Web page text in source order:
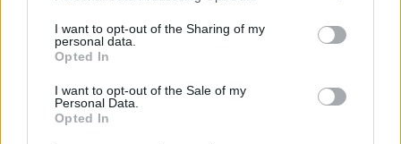
I want to opt-out of the Sharing of my
personal data.
Opted In
I want to opt-out of the Sale of my
Personal Data.
Opted In
ΑΛΕΞΑΝΔΡΟΣ ΚΟΥΡΗΣ
ΜΕΣΟΓΕΙΑΚΗ ΔΙΑΤΡΟΦΗ